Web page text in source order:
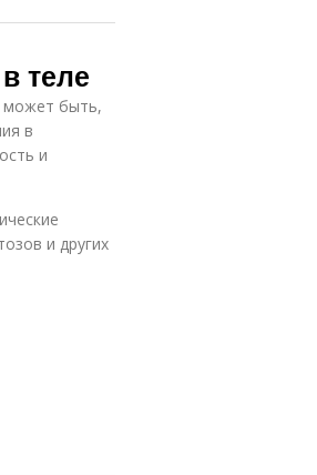
теле
может быть,
в
и
и других